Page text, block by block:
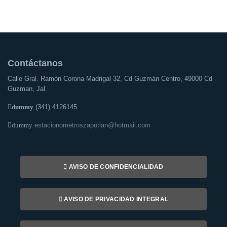
Contáctanos
Calle Gral. Ramón Corona Madrigal 32, Cd Guzmán Centro, 49000 Cd
Guzman, Jal.
dummy (341) 4126145
dummy estacionometroszapotlan@hotmail.com
AVISO DE CONFIDENCIALIDAD
AVISO DE PRIVACIDAD INTEGRAL